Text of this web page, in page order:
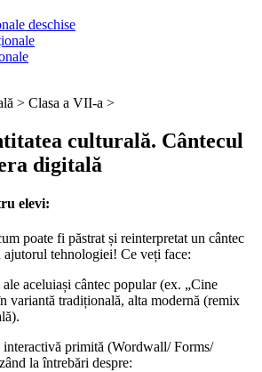
deschise
> Clasa a VII-a >
culturală. Cântecul
digitală
elevi:
poate fi păstrat și reinterpretat un cântec
ajutorul tehnologiei! Ce veți face:
aceluiași cântec popular (ex. „Cine
variantă tradițională, alta modernă (remix
primită (Wordwall/ Forms/
la întrebări despre: